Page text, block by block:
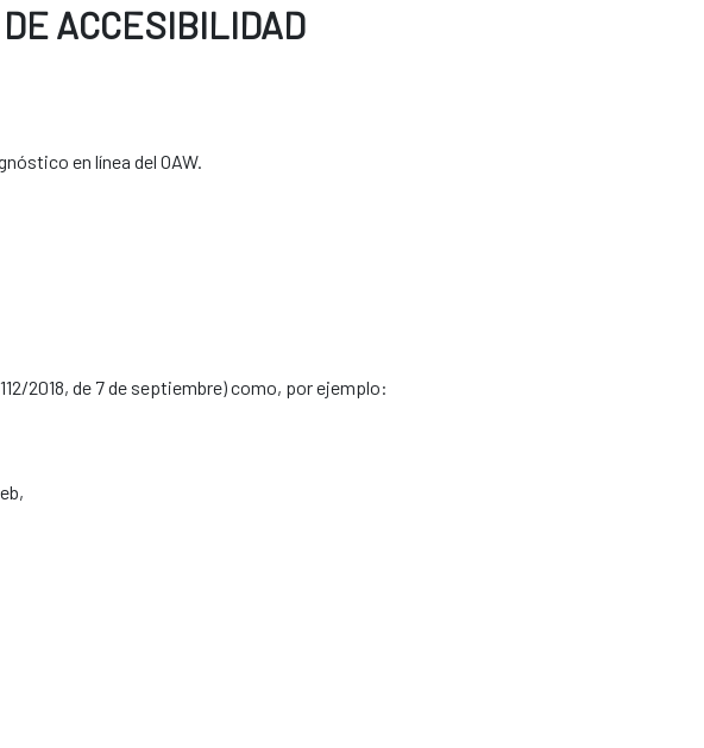
ACCESIBILIDAD
en línea del OAW.
2018, de 7 de septiembre) como, por ejemplo: